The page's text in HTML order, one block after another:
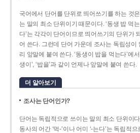
국어에서 단어를 단위로 띄어쓰기를 하는 것
는 말의 최소 단위이기 때문이다. ‘동생 밥 먹는
다’는 각각이 단어이므로 띄어쓰기의 단위가
어 쓴다. 그런데 단어 가운데 조사는 독립성이
리 앞말에 붙여 쓴다. ‘동생이 밥을 먹는다’에서
생이’, ‘밥을’과 같이 언제나 앞말에 붙여 쓴다.
더 알아보기
조사는 단어인가?
단어는 독립적으로 쓰이는 말의 최소 단위이다
동사의 어간 ‘먹-­’이나 어미 ‘­-는다’는 독립적